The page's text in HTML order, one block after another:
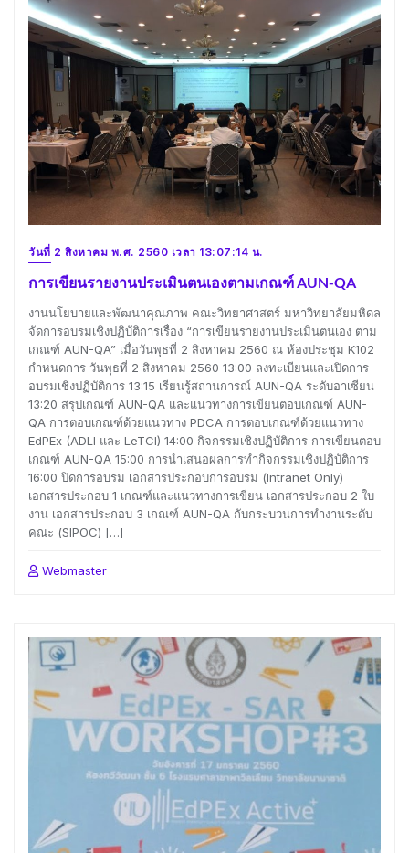
วันที่ 2 สิงหาคม พ.ศ. 2560 เวลา 13:07:14 น.
การเขียนรายงานประเมินตนเองตามเกณฑ์ AUN-QA
งานนโยบายและพัฒนาคุณภาพ คณะวิทยาศาสตร์ มหาวิทยาลัยมหิดล
จัดการอบรมเชิงปฏิบัติการเรื่อง “การเขียนรายงานประเมินตนเอง ตาม
เกณฑ์ AUN-QA” เมื่อวันพุธที่ 2 สิงหาคม 2560 ณ ห้องประชุม K102
กำหนดการ วันพุธที่ 2 สิงหาคม 2560 13:00 ลงทะเบียนและเปิดการ
อบรมเชิงปฏิบัติการ 13:15 เรียนรู้สถานการณ์ AUN-QA ระดับอาเซียน
13:20 สรุปเกณฑ์ AUN-QA และแนวทางการเขียนตอบเกณฑ์ AUN-
QA การตอบเกณฑ์ด้วยแนวทาง PDCA การตอบเกณฑ์ด้วยแนวทาง
EdPEx (ADLI และ LeTCI) 14:00 กิจกรรมเชิงปฏิบัติการ การเขียนตอบ
เกณฑ์ AUN-QA 15:00 การนำเสนอผลการทำกิจกรรมเชิงปฏิบัติการ
16:00 ปิดการอบรม เอกสารประกอบการอบรม (Intranet Only)
เอกสารประกอบ 1 เกณฑ์และแนวทางการเขียน เอกสารประกอบ 2 ใบ
งาน เอกสารประกอบ 3 เกณฑ์ AUN-QA กับกระบวนการทำงานระดับ
คณะ (SIPOC) […]
Webmaster